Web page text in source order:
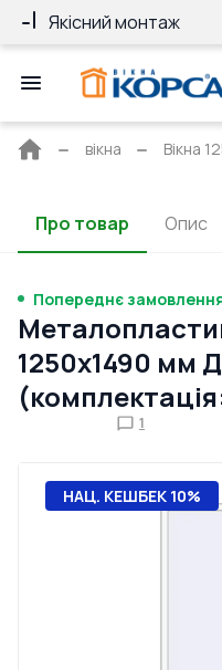
Якісний монтаж
Головна
вікна Вікна
Про товар Опис
Попереднє
1250x1490 мм
1
НАЦ. КЕШБЕК 10%